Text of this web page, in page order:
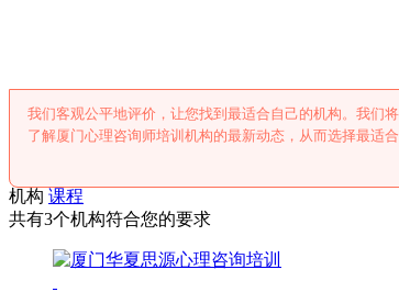
我们客观公平地评价，让您找到最适合自己的机构。我们
了解厦门心理咨询师培训机构的最新动态，从而选择最适
机构 课程
共有3个机构符合您的要求